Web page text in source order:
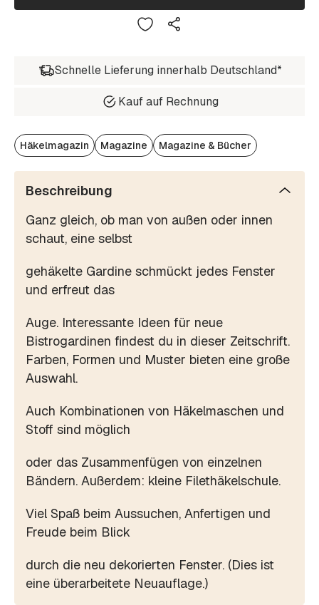
Schnelle Lieferung innerhalb Deutschland*
Kauf auf Rechnung
Häkelmagazin Magazine Magazine & Bücher
Beschreibung
Ganz gleich, ob man von außen oder innen
schaut, eine selbst
gehäkelte Gardine schmückt jedes Fenster
und erfreut das
Auge. Interessante Ideen für neue
Bistrogardinen findest du in dieser Zeitschrift.
Farben, Formen und Muster bieten eine große
Auswahl.
Auch Kombinationen von Häkelmaschen und
Stoff sind möglich
oder das Zusammenfügen von einzelnen
Bändern. Außerdem: kleine Filethäkelschule.
Viel Spaß beim Aussuchen, Anfertigen und
Freude beim Blick
durch die neu dekorierten Fenster. (Dies ist
eine überarbeitete Neuauflage.)